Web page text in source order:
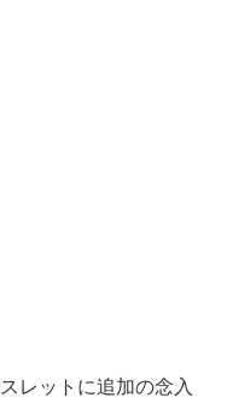
レットに追加の念入